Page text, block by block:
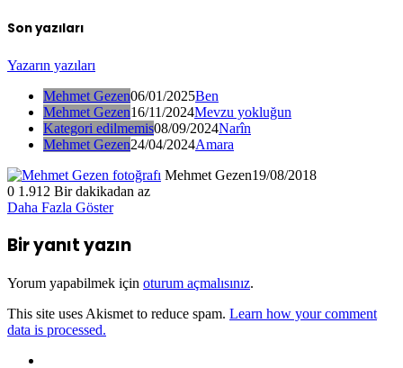
Son yazıları
Yazarın yazıları
Mehmet Gezen06/01/2025Ben
Mehmet Gezen16/11/2024Mevzu yokluğun
Kategori edilmemis08/09/2024Narîn
Mehmet Gezen24/04/2024Amara
Mehmet Gezen19/08/2018
0 1.912 Bir dakikadan az
Daha Fazla Göster
Bir yanıt yazın
Yorum yapabilmek için oturum açmalısınız.
This site uses Akismet to reduce spam. Learn how your comment
data is processed.